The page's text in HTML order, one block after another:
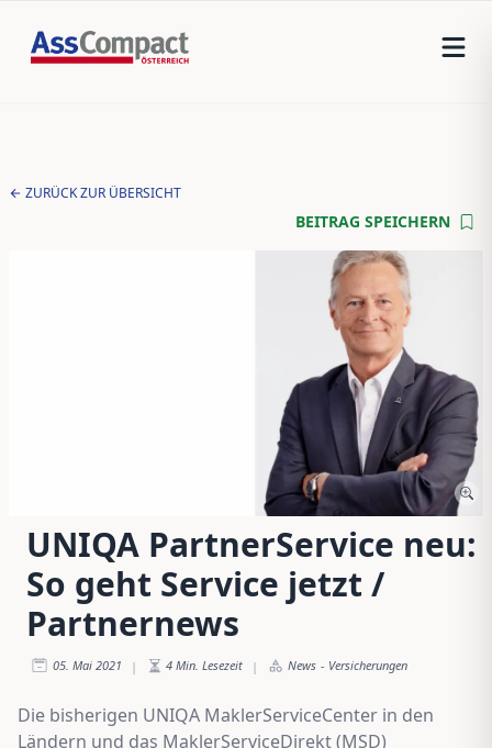
ZURÜCK ZUR ÜBERSICHT
BEITRAG SPEICHERN
UNIQA PartnerService neu:
So geht Service jetzt /
Partnernews
05. Mai 2021 | 4 Min. Lesezeit | News - Versicherungen
Die bisherigen UNIQA MaklerServiceCenter in den
Ländern und das MaklerServiceDirekt (MSD)